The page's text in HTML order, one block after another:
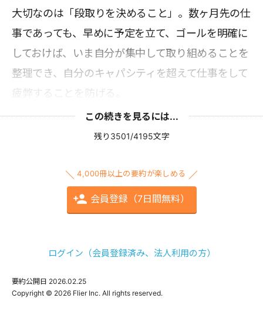
大切なのは「段取りを決めること」。数ヶ月先の仕
事であっても、早めに予定を立て、ゴールを明確に
しておけば、いま自分が集中して取り組めることを
整理でき、自分のキャパシティを超えて仕事をして
疲弊することを防げる。
この続きを見るには...
残り3501/4195文字
4,000冊以上の要約が楽しめる
会員登録（7日間無料）
ログイン（会員登録済み、法人利用の方）
要約公開日 2026.02.25